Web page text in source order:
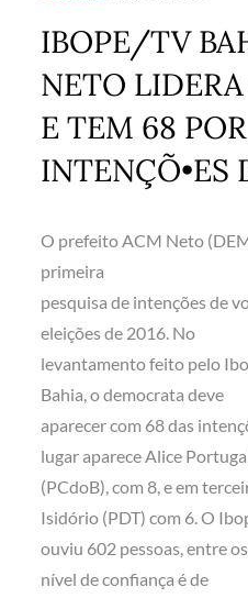
IBOPE/TV
NETO
E TEM 68
INTENÇÕ•ES
O prefeito ACM Neto
primeira
pesquisa de intenções de
eleições de 2016. No
levantamento feito pelo
Bahia, o democrata deve
aparecer com 68 das
lugar aparece Alice
(PCdoB), com 8, e em
Isidório (PDT) com 6. O
ouviu 602 pessoas, entre
nível de confiança é de